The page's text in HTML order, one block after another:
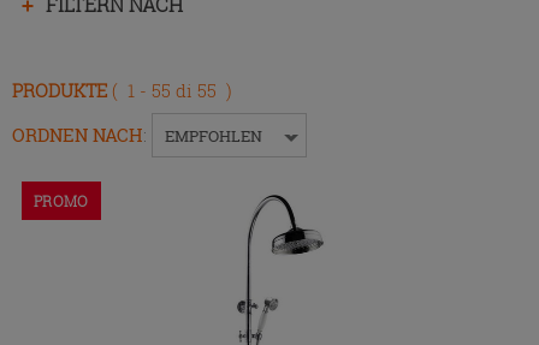
um
das
ein-
bzw.
PRODUKTE ( 1 - 55 di 55 )
ORDNEN NACH: EMPFOHLEN
PROMO